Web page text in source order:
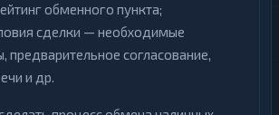
обменного пункта;
сделки — необходимые
предварительное согласование,
и др.